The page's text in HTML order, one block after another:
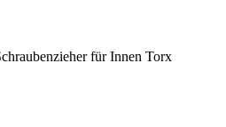
für Innen Torx